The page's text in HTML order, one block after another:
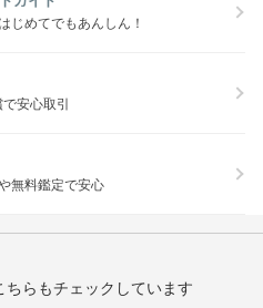
じめてでもあんしん！
安心取引
無料鑑定で安心
ちらもチェックしています